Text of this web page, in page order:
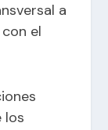
a
el
los